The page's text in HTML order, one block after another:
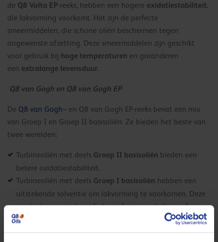
de Q8 Volta EP-reeks, hebben een hogere oxidatiestabiliteit,
die lakvorming voorkomt. Het zijn de perfecte
smeermiddelen, die schone oliën beschermen tegen
ongewenste afzetting. Deze smeermiddelen zijn geschikt
voor gebruik bij hoge temperaturen en garanderen
een extralange levensduur.
Q8 van Gogh en Q8 van Gogh EP
De Q8 van Gogh– en Q8 van Gogh EP-reeks bevat een mix
van Groep I en Groep II basisoliën. Ze bieden het beste van
twee werelden:
Turbineoliën met deels Groep II basisoliën bieden een
betere oxidatiestabiliteit.
Turbineoliën met deels Groep I basisoliën hebben een
uitstekende solventie om lakvorming te voorkomen. Deze
producten garanderenbetrouwbare prestatiesenlossen
problemen
op in omgevingen waar oxidatie reeds
begonnen is.